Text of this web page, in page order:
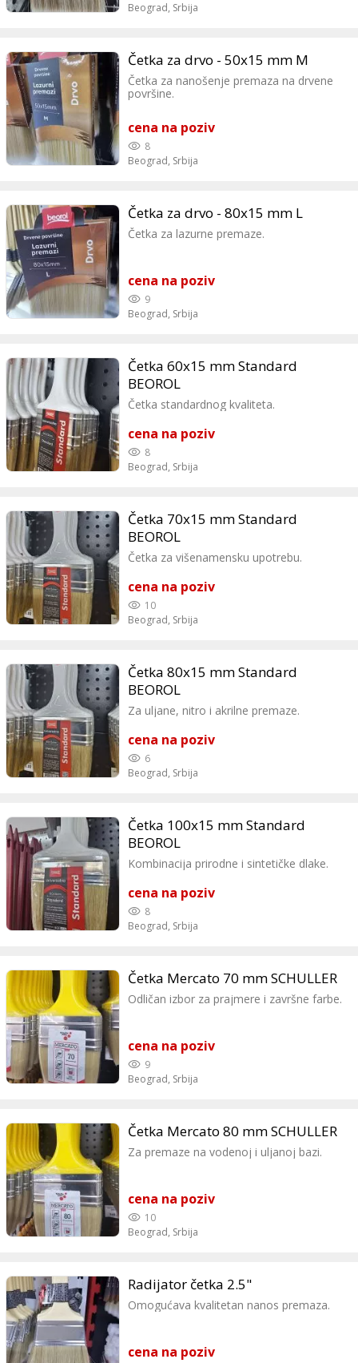
Beograd, Srbija
Četka za drvo - 50x15 mm M
Četka za nanošenje premaza na drvene
površine.
cena na poziv
8
Beograd, Srbija
Četka za drvo - 80x15 mm L
Četka za lazurne premaze.
cena na poziv
9
Beograd, Srbija
Četka 60x15 mm Standard
BEOROL
Četka standardnog kvaliteta.
cena na poziv
8
Beograd, Srbija
Četka 70x15 mm Standard
BEOROL
Četka za višenamensku upotrebu.
cena na poziv
10
Beograd, Srbija
Četka 80x15 mm Standard
BEOROL
Za uljane, nitro i akrilne premaze.
cena na poziv
6
Beograd, Srbija
Četka 100x15 mm Standard
BEOROL
Kombinacija prirodne i sintetičke dlake.
cena na poziv
8
Beograd, Srbija
Četka Mercato 70 mm SCHULLER
Odličan izbor za prajmere i završne farbe.
cena na poziv
9
Beograd, Srbija
Četka Mercato 80 mm SCHULLER
Za premaze na vodenoj i uljanoj bazi.
cena na poziv
10
Beograd, Srbija
Radijator četka 2.5"
Omogućava kvalitetan nanos premaza.
cena na poziv